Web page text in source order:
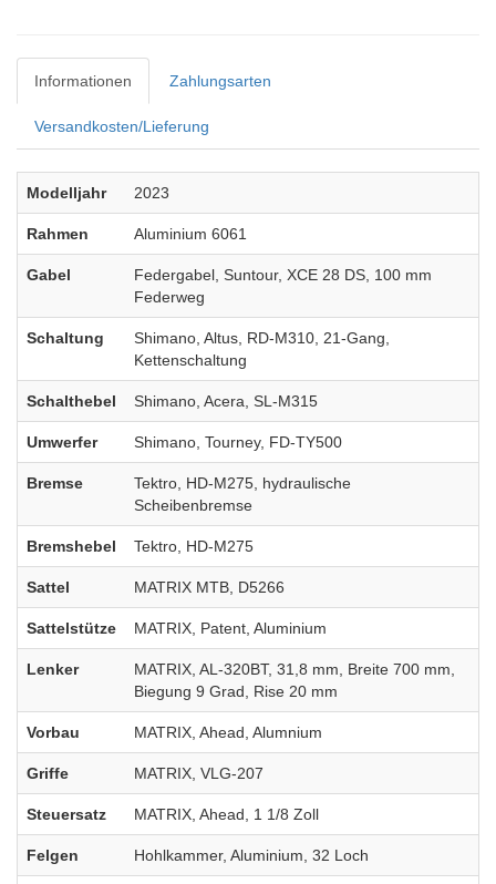
Informationen Zahlungsarten
Versandkosten/Lieferung
Modelljahr 2023
Rahmen Aluminium 6061
Gabel
Federgabel, Suntour, XCE 28 DS, 100 mm
Federweg
Schaltung
Shimano, Altus, RD-M310, 21-Gang,
Kettenschaltung
Schalthebel Shimano, Acera, SL-M315
Umwerfer Shimano, Tourney, FD-TY500
Bremse
Tektro, HD-M275, hydraulische
Scheibenbremse
Bremshebel Tektro, HD-M275
Sattel MATRIX MTB, D5266
Sattelstütze MATRIX, Patent, Aluminium
Lenker
MATRIX, AL-320BT, 31,8 mm, Breite 700 mm,
Biegung 9 Grad, Rise 20 mm
Vorbau MATRIX, Ahead, Alumnium
Griffe MATRIX, VLG-207
Steuersatz MATRIX, Ahead, 1 1/8 Zoll
Felgen Hohlkammer, Aluminium, 32 Loch